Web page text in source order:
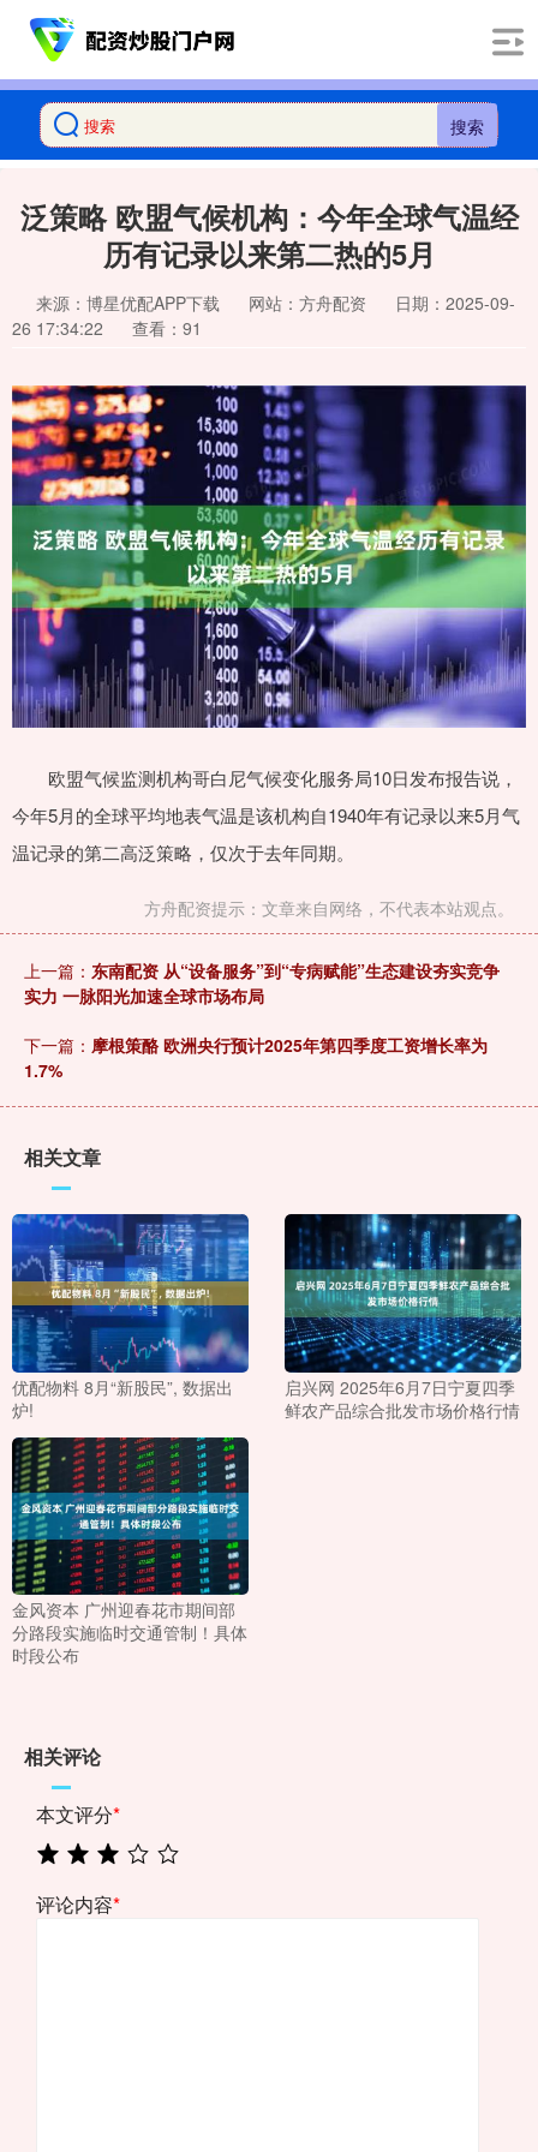
搜索
泛策略 欧盟气候机构：今年全球气温经
历有记录以来第二热的5月
来源：博星优配APP下载 网站：方舟配资
日期：2025-09-
26 17:34:22
查看：91
欧盟气候监测机构哥白尼气候变化服务局10日发布报告说，
今年5月的全球平均地表气温是该机构自1940年有记录以来5月气
温记录的第二高泛策略，仅次于去年同期。
方舟配资提示：文章来自网络，不代表本站观点。
上一篇： 东南配资 从“设备服务”到“专病赋能”生态建设夯实竞争
实力 一脉阳光加速全球市场布局
下一篇： 摩根策酪 欧洲央行预计2025年第四季度工资增长率为
1.7%
相关文章
优配物料 8月“新股民”, 数据出
炉!
启兴网 2025年6月7日宁夏四季
鲜农产品综合批发市场价格行情
金风资本 广州迎春花市期间部
分路段实施临时交通管制！具体
时段公布
相关评论
本文评分*
评论内容*